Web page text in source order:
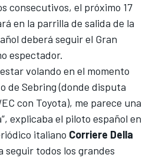
consecutivos, el próximo 17
en la parrilla de salida de la
deberá seguir el Gran
espectador.
volando en el momento
de Sebring (donde disputa
con Toyota), me parece una
explicaba el piloto español en
italiano Corriere Della
seguir todos los grandes